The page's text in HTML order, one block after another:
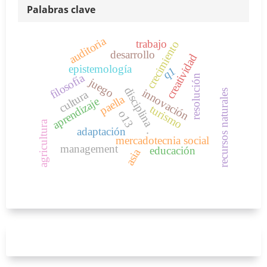
Palabras clave
adaptación .
paella
creatividad
innovaciónresolución
turismo
disciplina
epistemología
mercadotecnia social
educación
aprendizaje
juego
q1
agricultura
crecimiento
desarrollo
o13 recursos naturales
auditoria
asia
management
cultura
trabajo
filosofía